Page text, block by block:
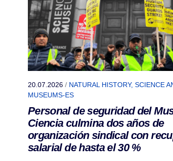
20.07.2026 / NATURAL HISTORY, SCIENCE
MUSEUMS-ES
Personal de seguridad del
Ciencia culmina dos años de
organización sindical con
salarial de hasta el 30 %